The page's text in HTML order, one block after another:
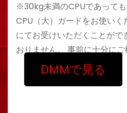
※30kg未満のCPUであって
CPU（大）ガードをお使い
にてお受けいただくことが
おりません。 事前に十分に
DMMで見る